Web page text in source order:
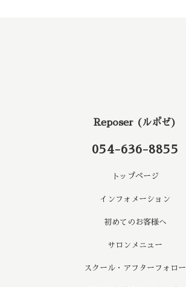
Reposer (ルポゼ)
054-636-8855
トップページ
インフォメーション
初めてのお客様へ
サロンメニュー
スクール・アフターフォロー